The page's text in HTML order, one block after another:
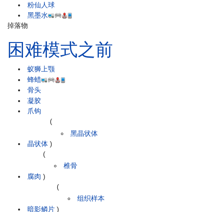
粉仙人球
黑墨水
掉落物
困难模式之前
蚁狮上颚
蜂蜡
骨头
凝胶
爪钩
晶状体
(
黑晶状体
)
腐肉
(
椎骨
)
暗影鳞片
(
组织样本
)